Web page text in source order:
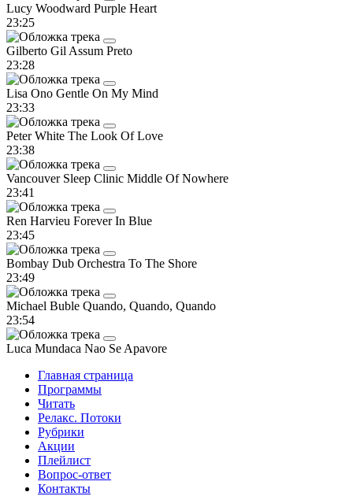
Lucy Woodward Purple Heart
23:25
Gilberto Gil Assum Preto
23:28
Lisa Ono Gentle On My Mind
23:33
Peter White The Look Of Love
23:38
Vancouver Sleep Clinic Middle Of Nowhere
23:41
Ren Harvieu Forever In Blue
23:45
Bombay Dub Orchestra To The Shore
23:49
Michael Buble Quando, Quando, Quando
23:54
Luca Mundaca Nao Se Apavore
Главная страница
Программы
Читать
Релакс. Потоки
Рубрики
Акции
Плейлист
Вопрос-ответ
Контакты